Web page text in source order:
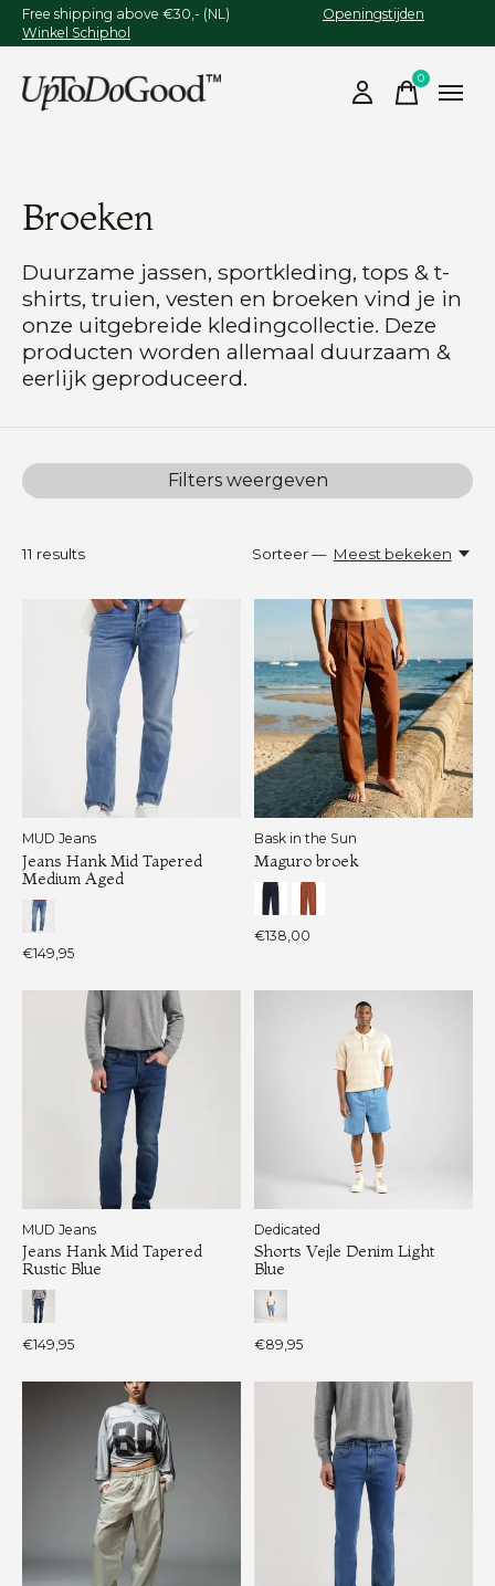
Free shipping above €30,- (NL) Openingstijden
Winkel Schiphol
0items
Broeken
Duurzame jassen, sportkleding, tops & t-
shirts, truien, vesten en broeken vind je in
onze uitgebreide kledingcollectie. Deze
producten worden allemaal duurzaam &
eerlijk geproduceerd.
Filters weergeven
11 results Sorteer — Meest bekeken
MUD Jeans
Jeans Hank Mid Tapered
Medium Aged
€149,95
Bask in the Sun
Maguro broek
€138,00
MUD Jeans
Jeans Hank Mid Tapered
Rustic Blue
€149,95
Dedicated
Shorts Vejle Denim Light
Blue
€89,95